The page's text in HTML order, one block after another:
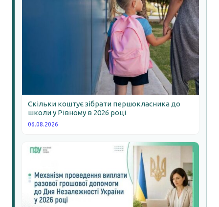
Скільки коштує зібрати першокласника до
школи у Рівному в 2026 році
06.08.2026